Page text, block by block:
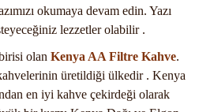
okumaya devam edin. Yazı
lezzetler olabilir .
olan Kenya AA Filtre Kahve.
üretildiği ülkedir . Kenya
en iyi kahve çekirdeği olarak